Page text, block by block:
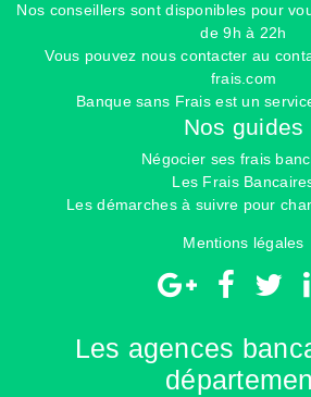
Nos conseillers sont disponibles pour
de 9h à 22h
Vous pouvez nous contacter au
frais.com
Banque sans Frais est un
Nos guides
Négocier ses frais
Les Frais
Les démarches à suivre pour
Mentions légales
Les agences